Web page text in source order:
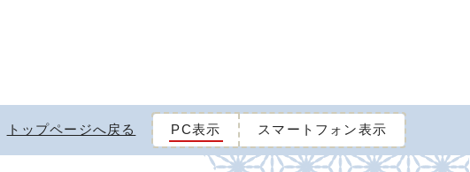
トップページへ戻る PC表示 スマートフォン表示